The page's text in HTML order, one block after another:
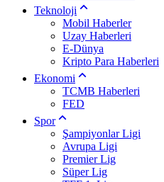
Teknoloji
Mobil Haberler
Uzay Haberleri
E-Dünya
Kripto Para Haberleri
Ekonomi
TCMB Haberleri
FED
Spor
Şampiyonlar Ligi
Avrupa Ligi
Premier Lig
Süper Lig